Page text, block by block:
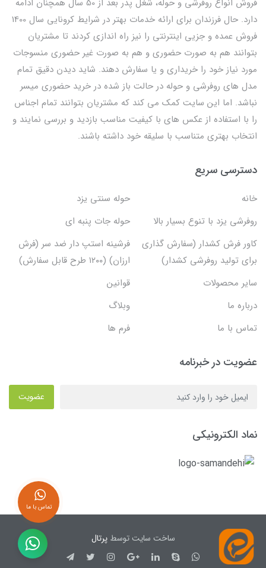
فروش انواع روفرشی و حوله، شغل پدر بعد از 50 سال همچنان ادامه
دارد. حال فرزندان برای ارائه خدمات بهتر در شرایط کرونایی سال 1400
فروش عمده و جزیی اینترنتی را نیز راه اندازی کردند تا مشتریان
بتوانند هم به صورت حضوری و هم به صورت غیر حضوری منسوجات
مورد نیاز خود را خریداری و یا سفارش دهند. شاید دیدن دقیق تمام
مدل های روفرشی و حوله در حالت باز شده در خرید حضوری میسر
نباشد. اما این سایت کمک می کند که مشتریان بتوانند تمام اجناس
را با استفاده از عکس های با کیفیت مناسب بازدید و بررسی نمایند و
انتخاب بهتری متناسب با سلیقه خود داشته باشند.
دسترسی سریع
خانه
حوله سنتی یزد
روفرشی یزد با تنوع بسیار بالا
حوله جات پنبه ای
کاور فرش کشدار (سفارش گذاری
برای تولید روفرشی کشدار)
فرشینه استپ دار ضد سر (فرش
ارزان) (۱۲۰۰ طرح قابل سفارش)
سایر محصولات
قوانین
درباره ما
وبلاگ
تماس با ما
فرم ها
عضویت در خبرنامه
عضویت
نماد الکترونیکی
ساخت سایت توسطپرتال
تماس با ما